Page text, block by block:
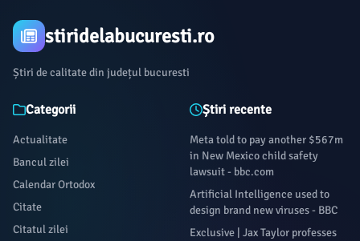
stiridelabucuresti.ro
Știri de calitate din județul bucuresti
Categorii
Actualitate
Bancul zilei
Calendar Ortodox
Citate
Citatul zilei
Știri recente
Meta told to pay another $567m
in New Mexico child safety
lawsuit - bbc.com
Artificial Intelligence used to
design brand new viruses - BBC
Exclusive | Jax Taylor professes